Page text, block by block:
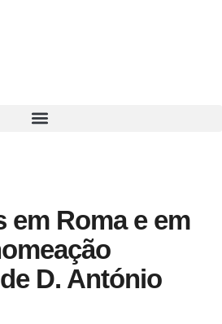
em Roma e em
D. António